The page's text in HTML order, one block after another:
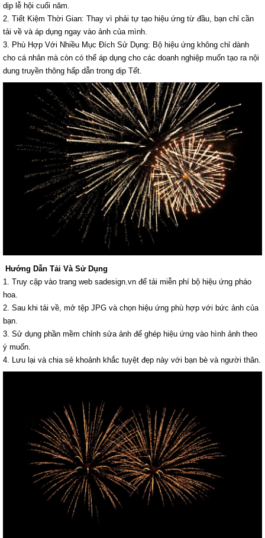
dịp lễ hội cuối năm.
2. Tiết Kiệm Thời Gian: Thay vì phải tự tạo hiệu ứng từ đầu, bạn chỉ cần
tải về và áp dụng ngay vào ảnh của mình.
3. Phù Hợp Với Nhiều Mục Đích Sử Dụng: Bộ hiệu ứng không chỉ dành
cho cá nhân mà còn có thể áp dụng cho các doanh nghiệp muốn tạo ra nội
dung truyền thông hấp dẫn trong dịp Tết.
Hướng Dẫn Tải Và Sử Dụng
1. Truy cập vào trang web sadesign.vn để tải miễn phí bộ hiệu ứng pháo
hoa.
2. Sau khi tải về, mở tệp JPG và chọn hiệu ứng phù hợp với bức ảnh của
bạn.
3. Sử dụng phần mềm chỉnh sửa ảnh để ghép hiệu ứng vào hình ảnh theo
ý muốn.
4. Lưu lại và chia sẻ khoảnh khắc tuyệt đẹp này với bạn bè và người thân.